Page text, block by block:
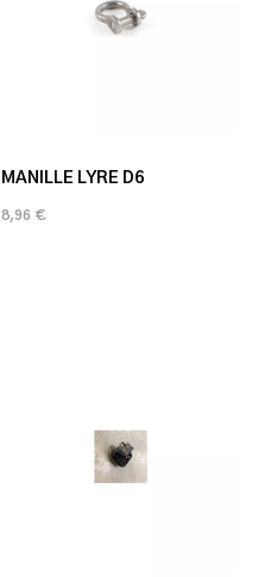
MANILLE LYRE D6
8,96 €